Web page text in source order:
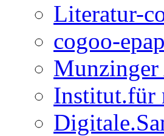
Literatur-
cogoo-
Institut.für